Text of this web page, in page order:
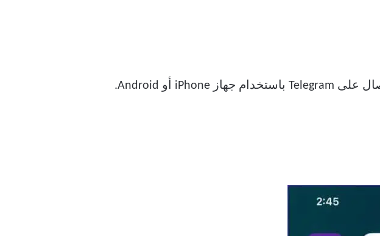
يتيح لنا أولاً أن نعرض لك الخطوات لجدولة رسالتك لإرسالها إلى جهة اتصال على Telegram باستخدام جهاز iPhone أو Android.